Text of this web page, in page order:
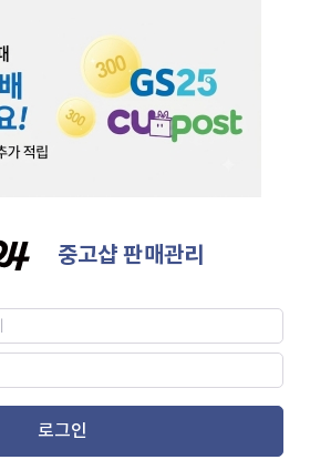
중고샵 판매관리
로그인